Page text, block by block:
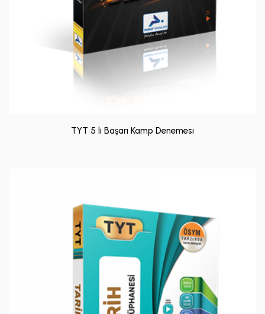
TYT 5 li Başarı Kamp Denemesi